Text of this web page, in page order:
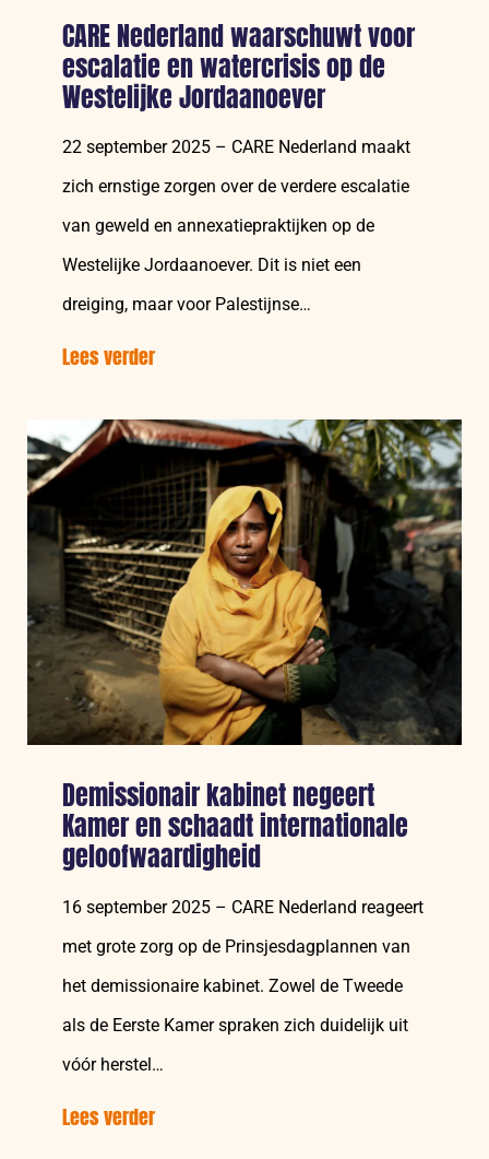
verwoesten
gezondheidscentrum
van
organisatie
CARE Nederland waarschuwt voor
escalatie en watercrisis op de
Westelijke Jordaanoever
22 september 2025 – CARE Nederland maakt
zich ernstige zorgen over de verdere escalatie
van geweld en annexatiepraktijken op de
Westelijke Jordaanoever. Dit is niet een
dreiging, maar voor Palestijnse…
Lees verder
Nederland
waarschuwt
voor
escalatie
en
watercrisis
op
de
Westelijke
Jordaanoever
Demissionair kabinet negeert
Kamer en schaadt internationale
geloofwaardigheid
16 september 2025 – CARE Nederland reageert
met grote zorg op de Prinsjesdagplannen van
het demissionaire kabinet. Zowel de Tweede
als de Eerste Kamer spraken zich duidelijk uit
vóór herstel…
Lees verder